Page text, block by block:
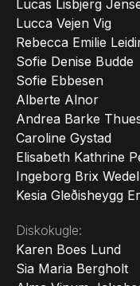
Lucas Lisbjerg
Lucca Vejen Vig
Rebecca Emilie
Sofie Denise Budde
Sofie Ebbesen
Alberte Alnor
Andrea Barke
Caroline Gystad
Elisabeth Kathrine
Ingeborg Brix Wedel
Kesia Gleðisheygg
Diskokugle:
Karen Boes Lund
Sia Maria Bergholt